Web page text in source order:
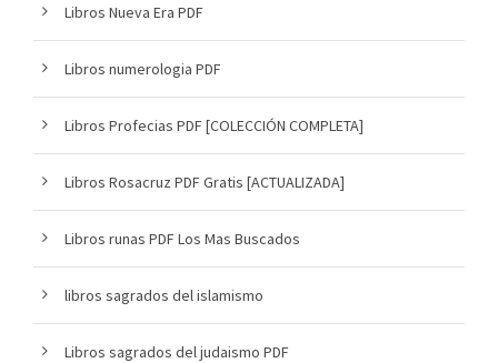
Libros Nueva Era PDF
Libros numerologia PDF
Libros Profecias PDF [COLECCIÓN COMPLETA]
Libros Rosacruz PDF Gratis [ACTUALIZADA]
Libros runas PDF Los Mas Buscados
libros sagrados del islamismo
Libros sagrados del judaismo PDF